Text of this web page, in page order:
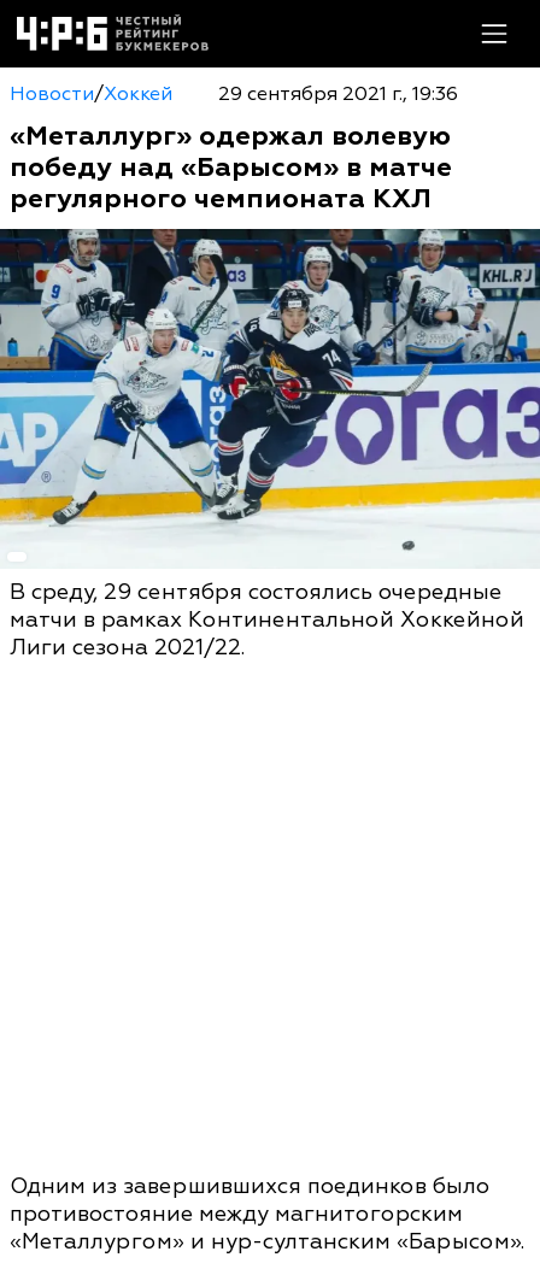
Новости/Хоккей 29 сентября 2021 г., 19:36
«Металлург» одержал волевую
победу над «Барысом» в матче
регулярного чемпионата КХЛ
В среду, 29 сентября состоялись очередные
матчи в рамках Континентальной Хоккейной
Лиги сезона 2021/22.
Одним из завершившихся поединков было
противостояние между магнитогорским
«Металлургом» и нур-султанским «Барысом».